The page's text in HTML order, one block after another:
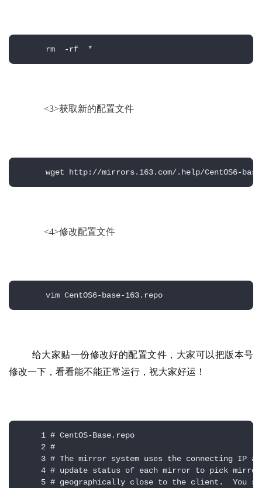
      rm  -rf  *
<3>获取新的配置文件
wget http://mirrors.163.com/.help/CentOS6-
<4>修改配置文件
      vim CentOS6-base-163.repo
给大家贴一份修改好的配置文件，大家可以把版本号
修改一下，看看能不能正常运行，祝大家好运！
     1 # CentOS-Base.repo
     2 #
3 # The mirror system uses the connecting IP
4 # update status of each mirror to pick
5 # geographically close to the client.  You